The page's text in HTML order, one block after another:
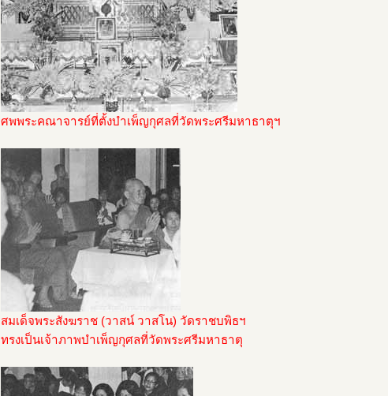
ศพพระคณาจารย์ที่ตั้งบำเพ็ญกุศลที่วัดพระศรีมหาธาตุฯ
สมเด็จพระสังฆราช (วาสน์ วาสโน) วัดราชบพิธฯ
ทรงเป็นเจ้าภาพบำเพ็ญกุศลที่วัดพระศรีมหาธาตุ